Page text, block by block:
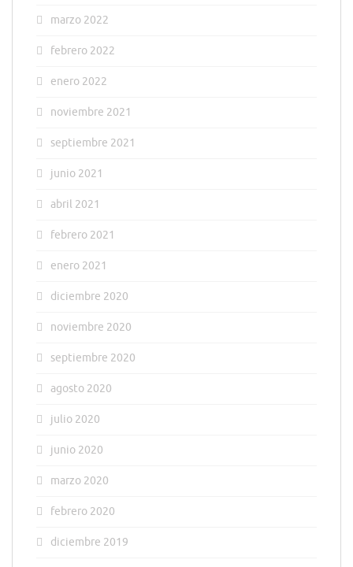
marzo 2022
febrero 2022
enero 2022
noviembre 2021
septiembre 2021
junio 2021
abril 2021
febrero 2021
enero 2021
diciembre 2020
noviembre 2020
septiembre 2020
agosto 2020
julio 2020
junio 2020
marzo 2020
febrero 2020
diciembre 2019